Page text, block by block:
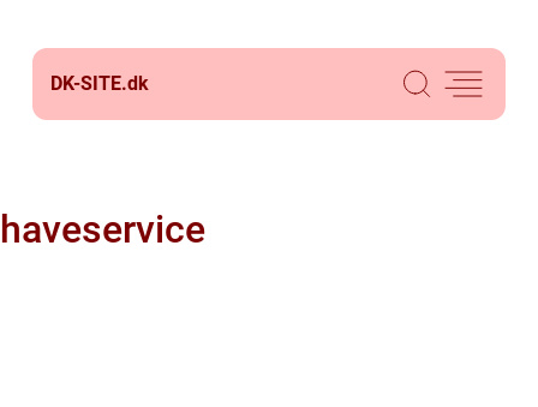
DK-SITE.dk
haveservice